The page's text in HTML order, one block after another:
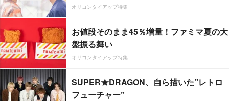
オリコンタイアップ特集
お値段そのまま45％増量！ファミマ夏の大
盤振る舞い
オリコンタイアップ特集
SUPER★DRAGON、自ら描いた”レトロ
フューチャー”